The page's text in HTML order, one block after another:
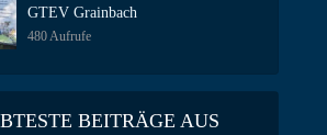
GTEV Grainbach
480 Aufrufe
BEITRÄGE AUS